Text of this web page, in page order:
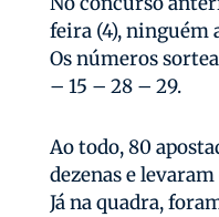
feira (4), ninguém
Os números
– 15 – 28 – 29.
Ao todo, 80
dezenas e
Já na quadra,